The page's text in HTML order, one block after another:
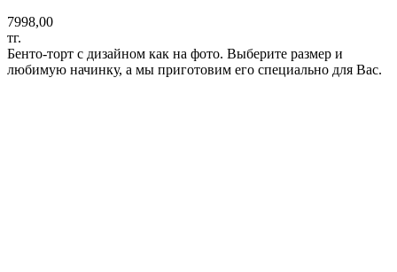
7998,00
тг.
Бенто-торт с дизайном как на фото. Выберите размер и
любимую начинку, а мы приготовим его специально для Вас.